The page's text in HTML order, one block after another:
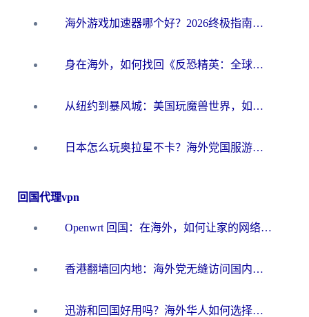
海外游戏加速器哪个好？2026终极指南帮你畅玩国服+解决卡顿难题
身在海外，如何找回《反恐精英：全球攻势》国服的丝滑手感？一份给你的终极指南
从纽约到暴风城：美国玩魔兽世界，如何找到你的最佳网络航线
日本怎么玩奥拉星不卡？海外党国服游戏加速器选择全攻略
回国代理vpn
Openwrt 回国：在海外，如何让家的网络触手可及
香港翻墙回内地：海外党无缝访问国内资源的加速器选择全攻略
迅游和回国好用吗？海外华人如何选择靠谱的回国加速器